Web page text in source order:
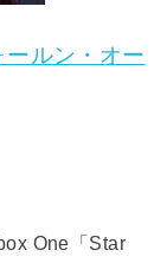
ールン・オー
One「Star